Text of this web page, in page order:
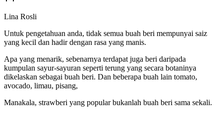
Lina Rosli
Untuk pengetahuan anda, tidak semua buah beri mempunyai saiz
yang kecil dan hadir dengan rasa yang manis.
Apa yang menarik, sebenarnya terdapat juga beri daripada
kumpulan sayur-sayuran seperti terung yang secara botaninya
dikelaskan sebagai buah beri. Dan beberapa buah lain tomato,
avocado, limau, pisang,
Manakala, strawberi yang popular bukanlah buah beri sama sekali.